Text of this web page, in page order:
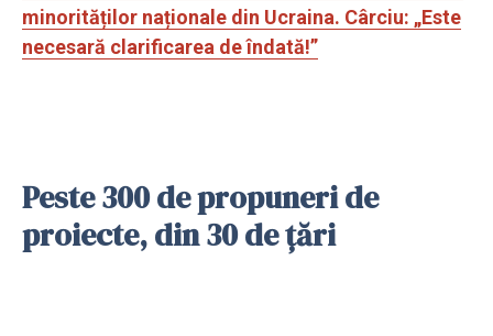
minorităților naționale din Ucraina. Cârciu: „Este
necesară clarificarea de îndată!”
Peste 300 de propuneri de
proiecte, din 30 de țări